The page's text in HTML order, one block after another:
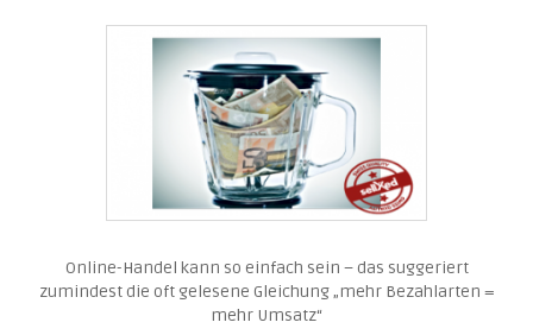
Online-Handel kann so einfach sein – das suggeriert
zumindest die oft gelesene Gleichung „mehr Bezahlarten =
mehr Umsatz“